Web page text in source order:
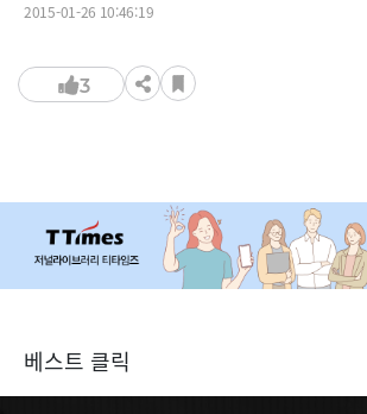
2015-01-26 10:46:19
3
베스트 클릭